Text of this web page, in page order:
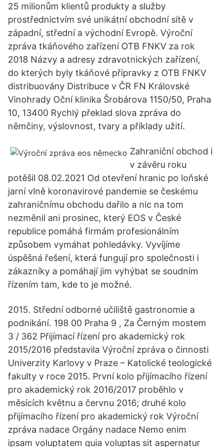
25 milionům klientů produkty a služby
prostřednictvím své unikátní obchodní sítě v
západní, střední a východní Evropě. Výroční
zpráva tkáňového zařízení OTB FNKV za rok
2018 Názvy a adresy zdravotnických zařízení,
do kterých byly tkáňové přípravky z OTB FNKV
distribuovány Distribuce v ČR FN Královské
Vinohrady Oční klinika Šrobárova 1150/50, Praha
10, 13400 Rychlý překlad slova zpráva do
němčiny, výslovnost, tvary a příklady užití.
Zahraniční obchod i
v závěru roku
potěšil 08.02.2021 Od otevření hranic po loňské
jarní vlně koronavirové pandemie se českému
zahraničnímu obchodu dařilo a nic na tom
nezměnil ani prosinec, který EOS v České
republice pomáhá firmám profesionálním
způsobem vymáhat pohledávky. Vyvíjíme
úspěšná řešení, která fungují pro společnosti i
zákazníky a pomáhají jim vyhýbat se soudním
řízením tam, kde to je možné.
2015. Střední odborné učiliště gastronomie a
podnikání. 198 00 Praha 9 , Za Černým mostem
3 / 362 Přijímací řízení pro akademický rok
2015/2016 představila Výroční zpráva o činnosti
Univerzity Karlovy v Praze – Katolické teologické
fakulty v roce 2015. První kolo přijímacího řízení
pro akademický rok 2016/2017 proběhlo v
měsících květnu a červnu 2016; druhé kolo
přijímacího řízení pro akademický rok Výroční
zpráva nadace Orgány nadace Nemo enim
ipsam voluptatem quia voluptas sit aspernatur